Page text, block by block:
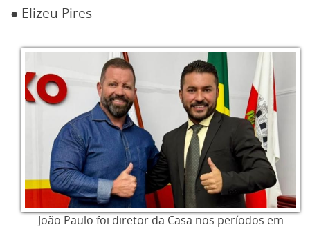
● Elizeu Pires
João Paulo foi diretor da Casa nos períodos em